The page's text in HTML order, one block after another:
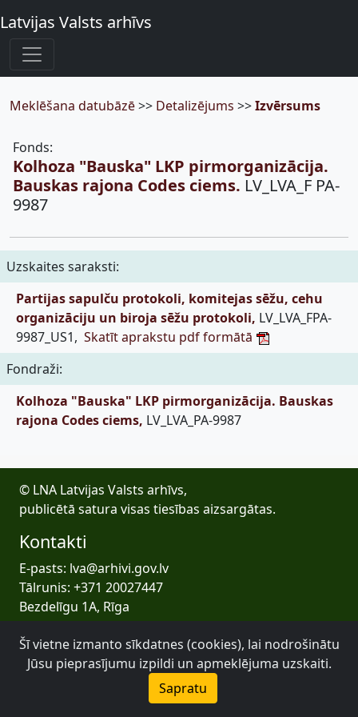
Latvijas Valsts arhīvs
Meklēšana datubāzē>> Detalizējums >>Izvērsums
Fonds:
Kolhoza "Bauska" LKP pirmorganizācija.
Bauskas rajona Codes ciems. LV_LVA_F PA-
9987
Uzskaites saraksti:
Partijas sapulču protokoli, komitejas sēžu, cehu
organizāciju un biroja sēžu protokoli, LV_LVA_FPA-
9987_US1, Skatīt aprakstu pdf formātā
Fondraži:
Kolhoza "Bauska" LKP pirmorganizācija. Bauskas
rajona Codes ciems, LV_LVA_PA-9987
© LNA Latvijas Valsts arhīvs,
publicētā satura visas tiesības aizsargātas.
Kontakti
E-pasts: lva@arhivi.gov.lv
Tālrunis: +371 20027447
Bezdelīgu 1A, Rīga
Latvijas Valsts arhīvs
Šī vietne izmanto sīkdatnes (cookies), lai nodrošinātu
Jūsu pieprasījumu izpildi un apmeklējuma uzskaiti.
Sapratu